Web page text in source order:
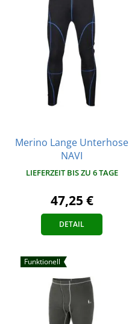
Merino Lange Unterhose
NAVI
LIEFERZEIT BIS ZU 6 TAGE
47,25 €
DETAIL
Funktionell